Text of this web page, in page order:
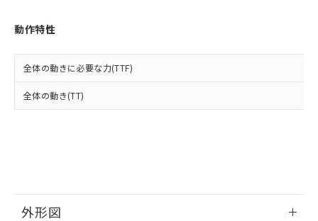
動作特性
全体の動きに必要な力(TTF)
全体の動き(TT)
外形図
および当社の共同利用者が、当社の製
品・サービスに関するお客様との取
をご了承ください。
※当社の共同利用者とは、"個人情報
下記の非含有証明書をダウンロードするこ
とができます。
EU RoHS指令（10物質）の非含有証明書
物質の対応では、対応完了までの期間は出
荷製品に未対応品が混在することから備考